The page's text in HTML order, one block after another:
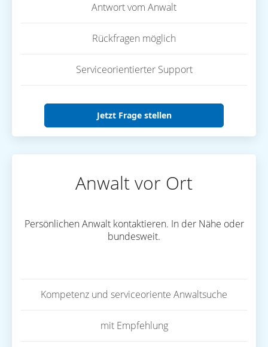
Antwort vom Anwalt
Rückfragen möglich
Serviceorientierter Support
Jetzt Frage stellen
Anwalt vor Ort
Persönlichen Anwalt kontaktieren. In der Nähe oder
bundesweit.
Kompetenz und serviceoriente Anwaltsuche
mit Empfehlung